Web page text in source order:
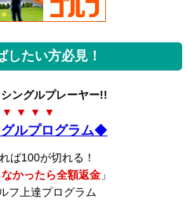
したい方必見！
シングルプレーヤー!!
▼ ▼ ▼ ▼
ルプログラム◆
ば100が切れる！
かったら全額返金」
フ上達プログラム